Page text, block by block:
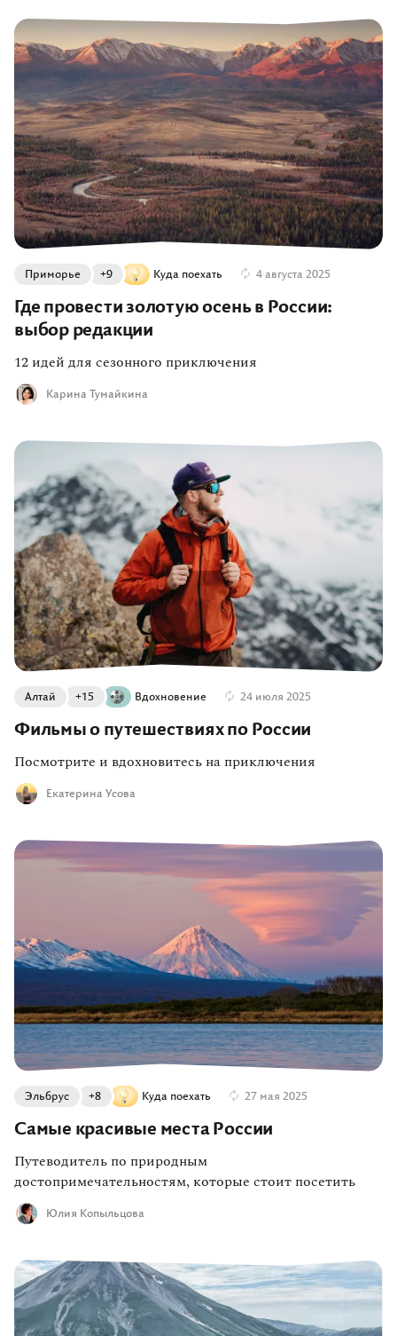
Куда поехать
+9
Приморье 4 августа 2025
Где провести золотую осень в России:
выбор редакции
12 идей для сезонного приключения
Карина Тумайкина
Вдохновение
+15
Алтай 24 июля 2025
Фильмы о путешествиях по России
Посмотрите и вдохновитесь на приключения
Екатерина Усова
Куда поехать
+8
Эльбрус 27 мая 2025
Самые красивые места России
Путеводитель по природным
достопримечательностям, которые стоит посетить
Юлия Копыльцова